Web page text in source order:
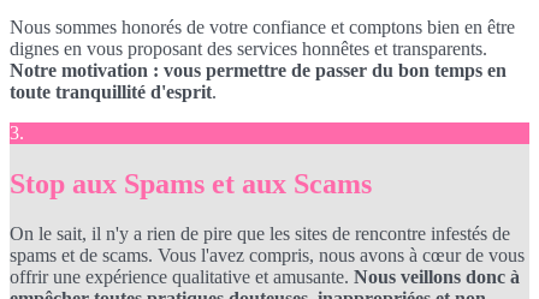
Nous sommes honorés de votre confiance et comptons bien en être
dignes en vous proposant des services honnêtes et transparents.
Notre motivation : vous permettre de passer du bon temps en
toute tranquillité d'esprit.
3.
Stop aux Spams et aux Scams
On le sait, il n'y a rien de pire que les sites de rencontre infestés de
spams et de scams. Vous l'avez compris, nous avons à cœur de vous
offrir une expérience qualitative et amusante. Nous veillons donc à